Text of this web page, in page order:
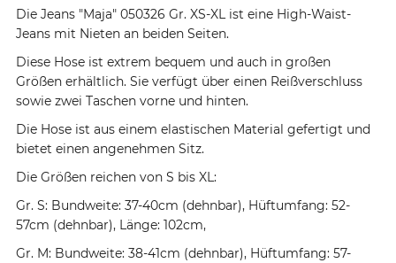
Die Jeans "Maja" 050326 Gr. XS-XL ist eine High-Waist-
Jeans mit Nieten an beiden Seiten.
Diese Hose ist extrem bequem und auch in großen
Größen erhältlich. Sie verfügt über einen Reißverschluss
sowie zwei Taschen vorne und hinten.
Die Hose ist aus einem elastischen Material gefertigt und
bietet einen angenehmen Sitz.
Die Größen reichen von S bis XL:
Gr. S: Bundweite: 37-40cm (dehnbar), Hüftumfang: 52-
57cm (dehnbar), Länge: 102cm,
Gr. M: Bundweite: 38-41cm (dehnbar), Hüftumfang: 57-